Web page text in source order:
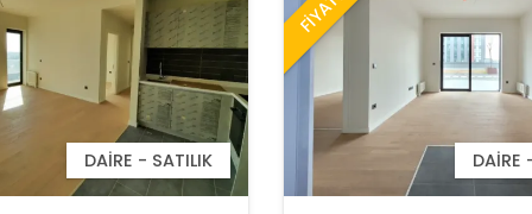
DAIRE - SATILIK DAIRE